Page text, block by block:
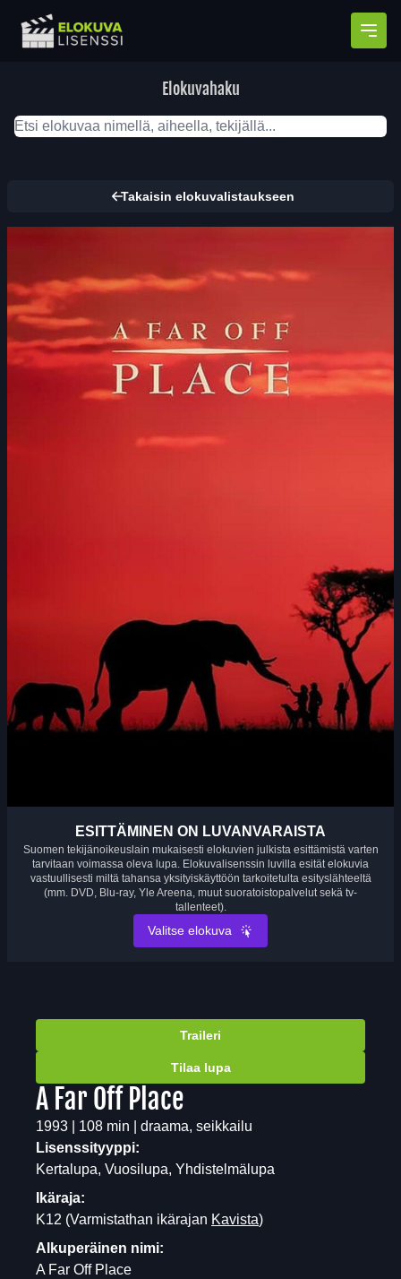
Elokuvahaku
Takaisin elokuvalistaukseen
ESITTÄMINEN ON LUVANVARAISTA
Suomen tekijänoikeuslain mukaisesti elokuvien julkista esittämistä varten
tarvitaan voimassa oleva lupa. Elokuvalisenssin luvilla esität elokuvia
vastuullisesti miltä tahansa yksityiskäyttöön tarkoitetulta esityslähteeltä
(mm. DVD, Blu-ray, Yle Areena, muut suoratoistopalvelut sekä tv-
tallenteet).
Valitse elokuva
Traileri
Tilaa lupa
A Far Off Place
1993 | 108 min | draama, seikkailu
Lisenssityyppi:
Kertalupa, Vuosilupa, Yhdistelmälupa
Ikäraja:
K12 (Varmistathan ikärajan Kavista)
Alkuperäinen nimi:
A Far Off Place